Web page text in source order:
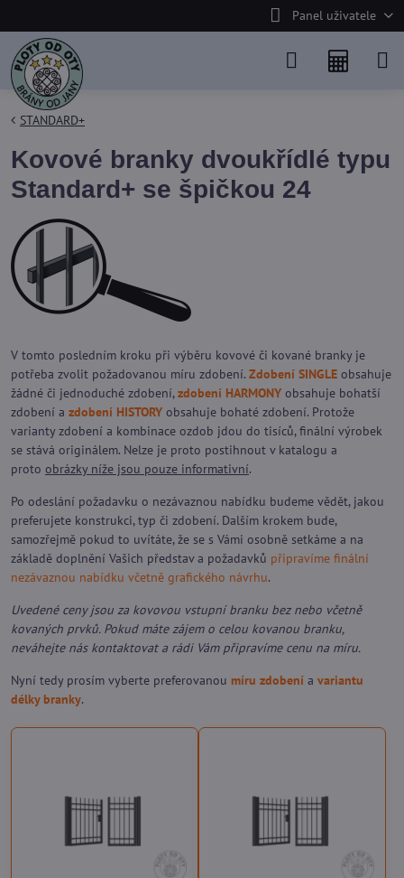
Panel uživatele
STANDARD+
Kovové branky dvoukřídlé typu
Standard+ se špičkou 24
V tomto posledním kroku při výběru kovové či kované branky je
potřeba zvolit požadovanou míru zdobení. Zdobení SINGLE obsahuje
žádné či jednoduché zdobení,zdobení HARMONY obsahuje bohatší
zdobení a zdobení HISTORY obsahuje bohaté zdobení. Protože
varianty zdobení a kombinace ozdob jdou do tisíců, finální výrobek
se stává originálem. Nelze je proto postihnout v katalogu a
proto obrázky níže jsou pouze informativní.
Po odeslání požadavku o nezávaznou nabídku budeme vědět, jakou
preferujete konstrukci, typ či zdobení. Dalším krokem bude,
samozřejmě pokud to uvítáte, že se s Vámi osobně setkáme a na
základě doplnění Vašich představ a požadavků připravíme finální
nezávaznou nabídku včetně grafického návrhu.
Uvedené ceny jsou za kovovou vstupní branku bez nebo včetně
kovaných prvků. Pokud máte zájem o celou kovanou branku,
neváhejte nás kontaktovat a rádi Vám připravíme cenu na míru.
Nyní tedy prosím vyberte preferovanou míru zdobení a variantu
délky branky.